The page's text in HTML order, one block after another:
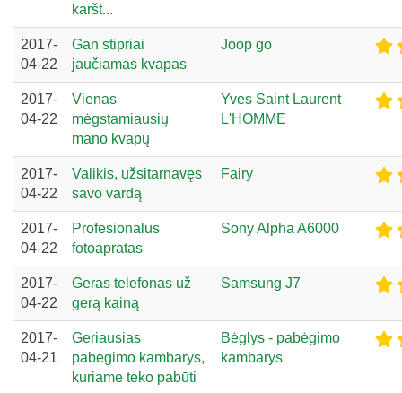
karšt...
2017-
04-22
Gan stipriai
jaučiamas kvapas
Joop go
2017-
04-22
Vienas
mėgstamiausių
mano kvapų
Yves Saint Laurent
L'HOMME
2017-
04-22
Valikis, užsitarnavęs
savo vardą
Fairy
2017-
04-22
Profesionalus
fotoapratas
Sony Alpha A6000
2017-
04-22
Geras telefonas už
gerą kainą
Samsung J7
2017-
04-21
Geriausias
pabėgimo kambarys,
kuriame teko pabūti
Bėglys - pabėgimo
kambarys